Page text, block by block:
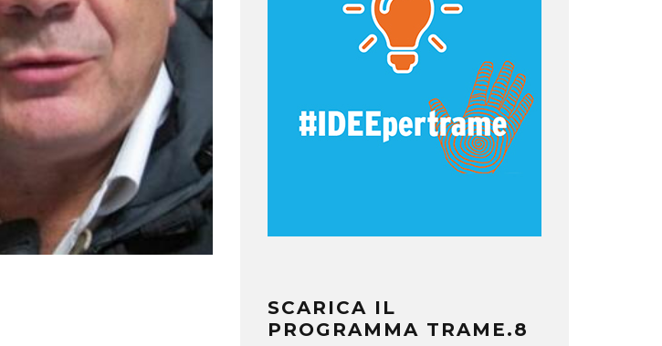
SCARICA IL
PROGRAMMA TRAME.8